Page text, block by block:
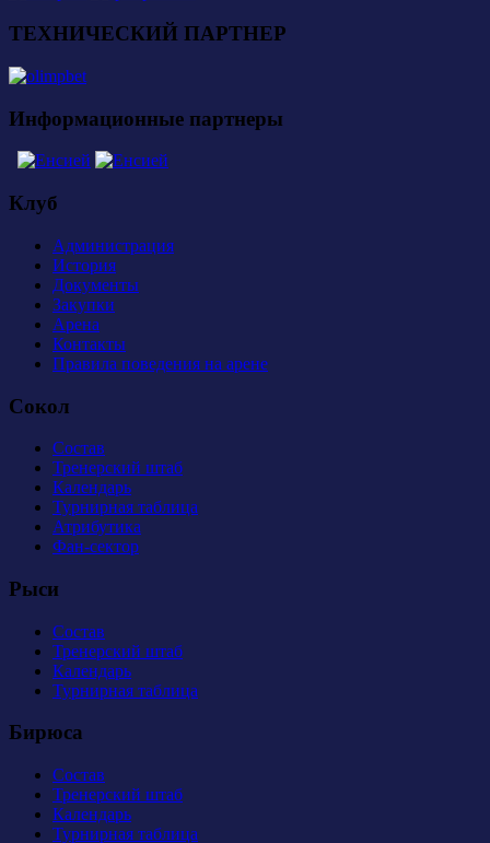
ТЕХНИЧЕСКИЙ ПАРТНЕР
Информационные партнеры
Клуб
Администрация
История
Документы
Закупки
Арена
Контакты
Правила поведения на арене
Сокол
Состав
Тренерский штаб
Календарь
Турнирная таблица
Атрибутика
Фан-сектор
Рыси
Состав
Тренерский штаб
Календарь
Турнирная таблица
Бирюса
Состав
Тренерский штаб
Календарь
Турнирная таблица